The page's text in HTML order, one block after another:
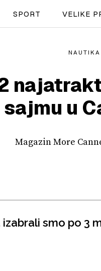
SPORT VELIKE
NAUTIKA
sajmu u
smo po 3